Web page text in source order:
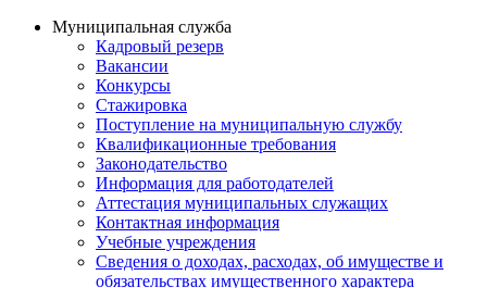
Муниципальная служба
Кадровый резерв
Вакансии
Конкурсы
Стажировка
Поступление на муниципальную службу
Квалификационные требования
Законодательство
Информация для работодателей
Аттестация муниципальных служащих
Контактная информация
Учебные учреждения
Сведения о доходах, расходах, об имуществе и
обязательствах имущественного характера